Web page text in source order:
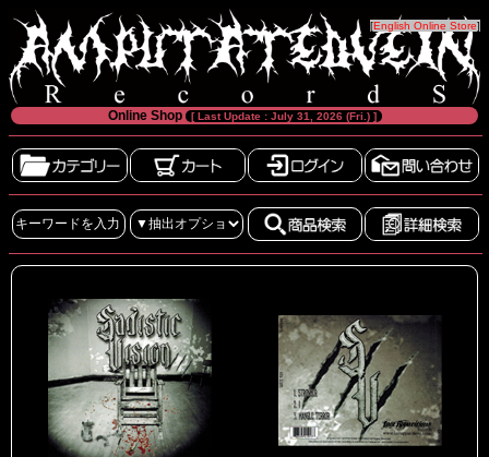
[English Online Store]
Online Shop [ Last Update : July 31, 2026 (Fri.) ]